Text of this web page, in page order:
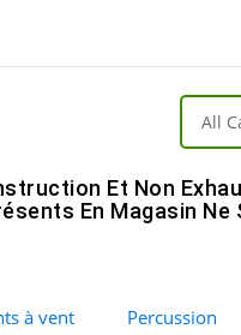
Et Non
En Magasin Ne
à vent Percussion